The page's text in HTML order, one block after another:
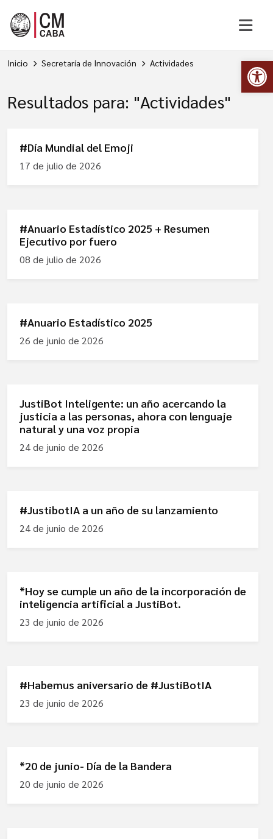
Inicio Secretaría de Innovación Actividades
Resultados para: "Actividades"
#Día Mundial del Emoji
17 de julio de 2026
#Anuario Estadístico 2025 + Resumen
Ejecutivo por fuero
08 de julio de 2026
#Anuario Estadístico 2025
26 de junio de 2026
JustiBot Inteligente: un año acercando la
justicia a las personas, ahora con lenguaje
natural y una voz propia
24 de junio de 2026
#JustibotIA a un año de su lanzamiento
24 de junio de 2026
*Hoy se cumple un año de la incorporación de
inteligencia artificial a JustiBot.
23 de junio de 2026
#Habemus aniversario de #JustiBotIA
23 de junio de 2026
*20 de junio- Día de la Bandera
20 de junio de 2026